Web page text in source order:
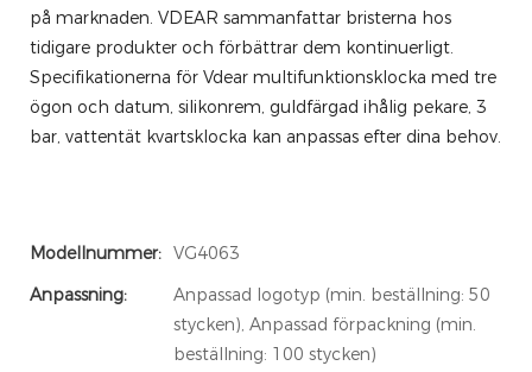
på marknaden. VDEAR sammanfattar bristerna hos
tidigare produkter och förbättrar dem kontinuerligt.
Specifikationerna för Vdear multifunktionsklocka med tre
ögon och datum, silikonrem, guldfärgad ihålig pekare, 3
bar, vattentät kvartsklocka kan anpassas efter dina behov.
Modellnummer: VG4063
Anpassning:
Anpassad logotyp (min. beställning: 50
stycken), Anpassad förpackning (min.
beställning: 100 stycken)